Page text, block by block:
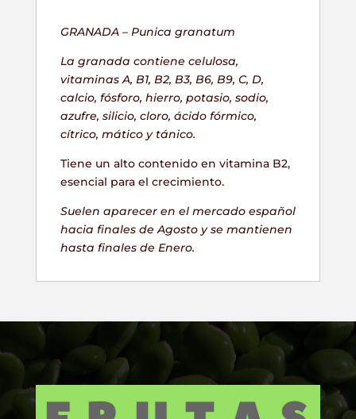
GRANADA – Punica granatum
La granada contiene celulosa,
vitaminas A, B1, B2, B3, B6, B9, C, D,
calcio, fósforo, hierro, potasio, sodio,
azufre, silicio, cloro, ácido fórmico,
cítrico, mático y tánico.
Tiene un alto contenido en vitamina B2,
esencial para el crecimiento.
Suelen aparecer en el mercado español
hacia finales de Agosto y se mantienen
hasta finales de Enero.